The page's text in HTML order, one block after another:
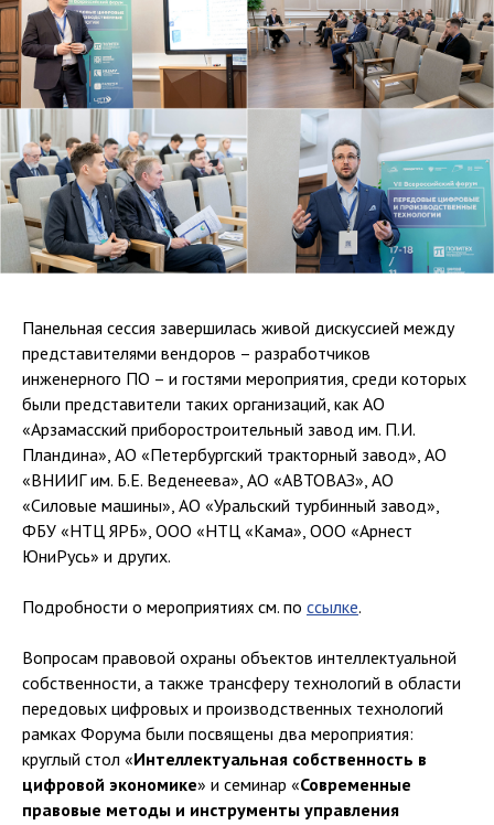
Панельная сессия завершилась живой дискуссией между
представителями вендоров – разработчиков
инженерного ПО – и гостями мероприятия, среди которых
были представители таких организаций, как АО
«Арзамасский приборостроительный завод им. П.И.
Пландина», АО «Петербургский тракторный завод», АО
«ВНИИГ им. Б.Е. Веденеева», АО «АВТОВАЗ», АО
«Силовые машины», АО «Уральский турбинный завод»,
ФБУ «НТЦ ЯРБ», ООО «НТЦ «Кама», ООО «Арнест
ЮниРусь» и других.
Подробности о мероприятиях см. по ссылке.
Вопросам правовой охраны объектов интеллектуальной
собственности, а также трансферу технологий в области
передовых цифровых и производственных технологий
рамках Форума были посвящены два мероприятия:
круглый стол «Интеллектуальная собственность в
цифровой экономике» и семинар «Современные
правовые методы и инструменты управления